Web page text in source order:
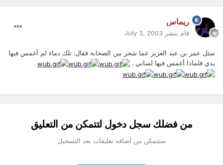
ريماس
قام بنشر July 3, 2003
سئل عمر بن عبد العزيز عما شجر بين الصحابة فقال: تلك دماء لم أغمس فيها
يدي فلماذا أغمس فيها لساني .
من فضلك سجل دخول لتتمكن من التعليق
ستتمكن من اضافه تعليقات بعد التسجيل